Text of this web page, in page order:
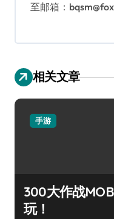
至邮箱：
相关文章
手游
300大作战
玩！